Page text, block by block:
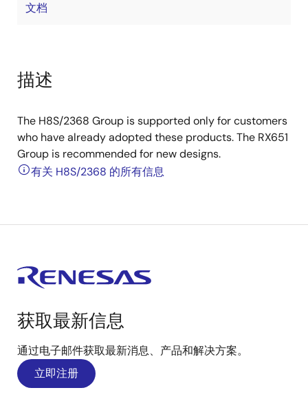
文档
描述
The H8S/2368 Group is supported only for customers
who have already adopted these products. The RX651
Group is recommended for new designs.
有关 H8S/2368 的所有信息
获取最新信息
通过电子邮件获取最新消息、产品和解决方案。
立即注册